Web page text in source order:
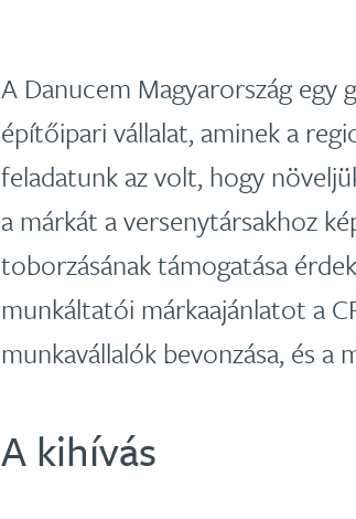
A Danucem Magyarország
építőipari vállalat, aminek a
feladatunk az volt, hogy
a márkát a versenytársakhoz
toborzásának támogatása
munkáltatói márkaajánlatot a
munkavállalók bevonzása, és a
A kihívás